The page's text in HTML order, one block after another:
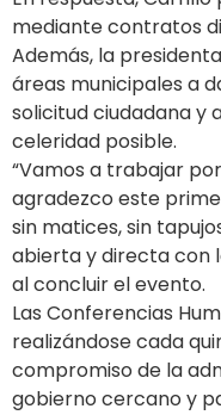
mediante contratos
Además, la
áreas municipales a
solicitud ciudadana y
celeridad posible.
“Vamos a trabajar
agradezco este
sin matices, sin
abierta y directa con
al concluir el evento.
Las Conferencias
realizándose cada
compromiso de la
gobierno cercano y